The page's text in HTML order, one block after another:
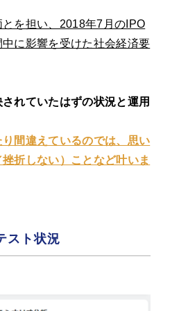
を担い、2018年7月のIPO
に影響を受けた社会経済要
れていたはずの状況と運用
間違えているのでは、思い
折しない）ことなど叶いま
スト状況